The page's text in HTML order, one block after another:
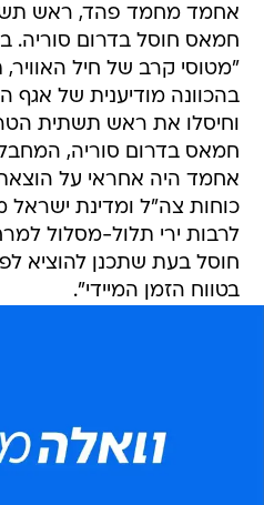
אחמד מחמד פהד, ראש
חמאס חוסל בדרום סוריה.
"מטוסי קרב של חיל
בהכוונה מודיענית של אגף
וחיסלו את ראש תשתית
חמאס בדרום סוריה,
אחמד היה אחראי על
כוחות צה"ל ומדינת ישראל
לרבות ירי תלול-מסלול
חוסל בעת שתכנן להוציא
בטווח הזמן המיידי".